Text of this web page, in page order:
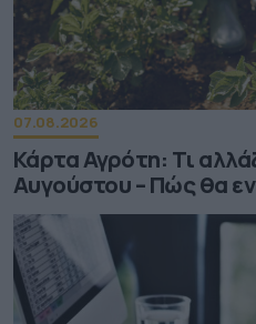
07.08.2026
Κάρτα Αγρότη: Τι
Αυγούστου – Πώς θα